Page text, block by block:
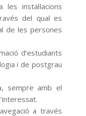
instal·lacions
del qual es
de les persones
d’estudiants
i de postgrau
sempre amb el
a través